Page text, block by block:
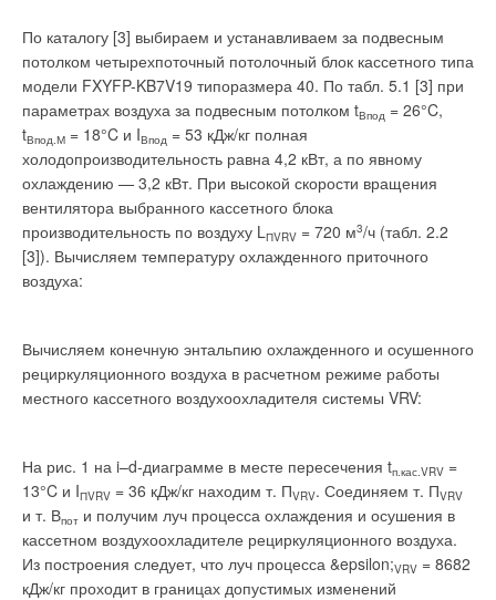
По каталогу [3] выбираем и устанавливаем за подвесным
потолком четырехпоточный потолочный блок кассетного типа
модели FXYFP-KB7V19 типоразмера 40. По табл. 5.1 [3] при
параметрах воздуха за подвесным потолком tВпод = 26°C,
tВпод.М = 18°C и IВпод = 53 кДж/кг полная
холодопроизводительность равна 4,2 кВт, а по явному
охлаждению — 3,2 кВт. При высокой скорости вращения
вентилятора выбранного кассетного блока
производительность по воздуху LПVRV = 720 м3/ч (табл. 2.2
[3]). Вычисляем температуру охлажденного приточного
воздуха:
Вычисляем конечную энтальпию охлажденного и осушенного
рециркуляционного воздуха в расчетном режиме работы
местного кассетного воздухоохладителя системы VRV:
На рис. 1 на i–d-диаграмме в месте пересечения tп.кас.VRV =
13°C и IПVRV = 36 кДж/кг находим т. ПVRV. Соединяем т. ПVRV
и т. Впот и получим луч процесса охлаждения и осушения в
кассетном воздухоохладителе рециркуляционного воздуха.
Из построения следует, что луч процесса &epsilon;VRV = 8682
кДж/кг проходит в границах допустимых изменений